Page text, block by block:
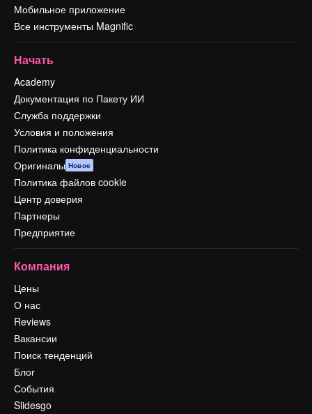
Мобильное приложение
Все инструменты Magnific
Начать
Academy
Документация по Пакету ИИ
Служба поддержки
Условия и положения
Политика конфиденциальности
Оригиналы Новое
Политика файлов cookie
Центр доверия
Партнеры
Предприятие
Компания
Цены
О нас
Reviews
Вакансии
Поиск тенденций
Блог
События
Slidesgo